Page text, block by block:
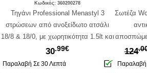
Κωδικός: 360200278
Τηγάνι Professional Menastyl 3
στρώσεων από ανοξείδωτο ατσάλι
18/8 & 18/0, με χωρητικότητα 1.5lt και
διάμετρο 24cm
30.99€
Παραλαβή Σε 30 Λεπτά
Σωτέζα
124
Παραλαβή